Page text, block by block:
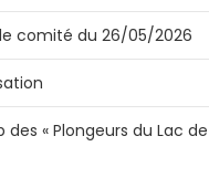
comité du 26/05/2026
des « Plongeurs du Lac